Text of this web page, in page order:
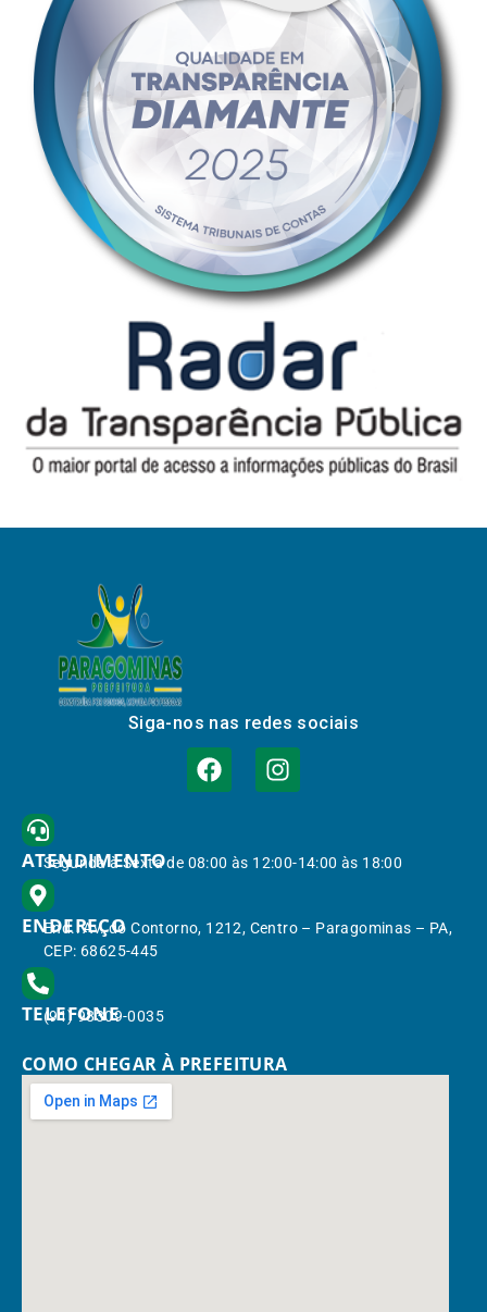
Siga-nos nas redes sociais
ATENDIMENTO
Segunda à Sexta de 08:00 às 12:00-14:00 às 18:00
ENDEREÇO
End.: Av. do Contorno, 1212, Centro – Paragominas – PA,
CEP: 68625-445
TELEFONE
(91) 98309-0035
COMO CHEGAR À PREFEITURA